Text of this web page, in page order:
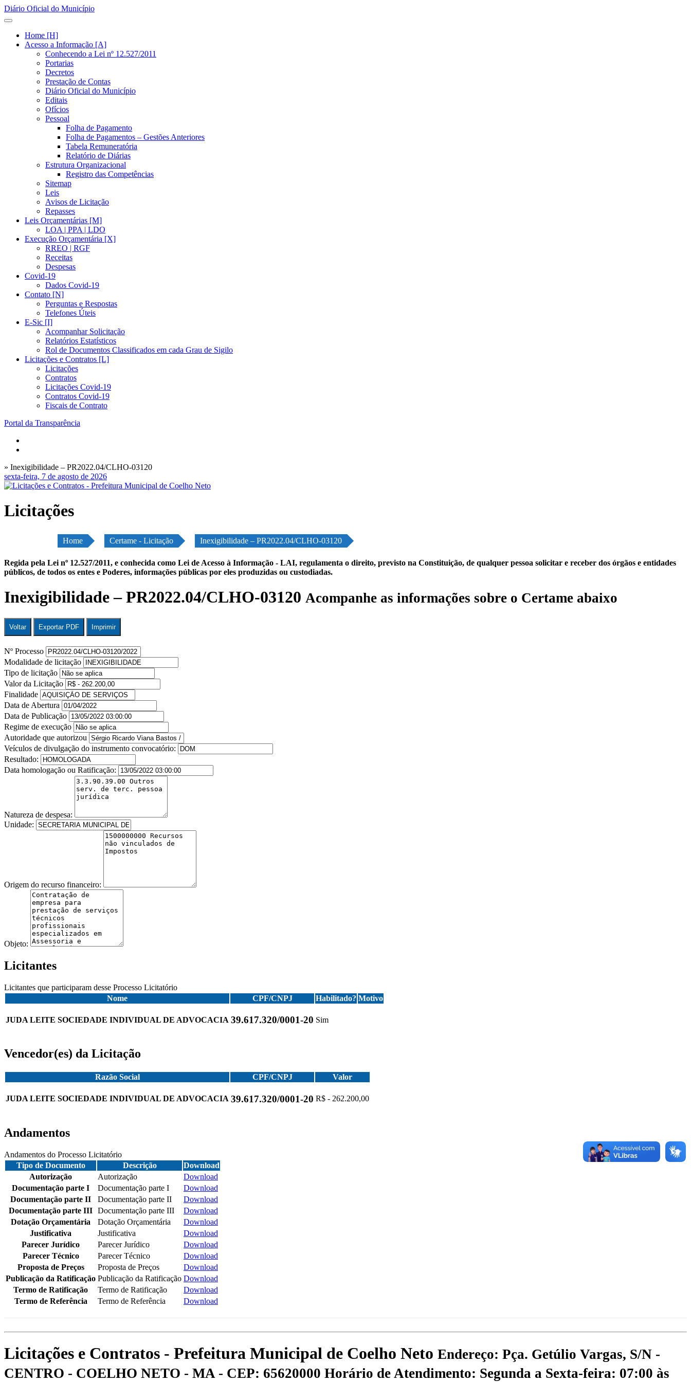
Diário Oficial do Município
Home [H]
Acesso a Informação [A]
Conhecendo a Lei nº 12.527/2011
Portarias
Decretos
Prestação de Contas
Diário Oficial do Município
Editais
Ofícios
Pessoal
Folha de Pagamento
Folha de Pagamentos – Gestões Anteriores
Tabela Remuneratória
Relatório de Diárias
Estrutura Organizacional
Registro das Competências
Sitemap
Leis
Avisos de Licitação
Repasses
Leis Orçamentárias [M]
LOA | PPA | LDO
Execução Orçamentária [X]
RREO | RGF
Receitas
Despesas
Covid-19
Dados Covid-19
Contato [N]
Perguntas e Respostas
Telefones Úteis
E-Sic [I]
Acompanhar Solicitação
Relatórios Estatísticos
Rol de Documentos Classificados em cada Grau de Sigilo
Licitações e Contratos [L]
Licitações
Contratos
Licitações Covid-19
Contratos Covid-19
Fiscais de Contrato
Portal da Transparência
» Inexigibilidade – PR2022.04/CLHO-03120
sexta-feira, 7 de agosto de 2026
Licitações
Home Certame - Licitação Inexigibilidade – PR2022.04/CLHO-03120
Regida pela Lei nº 12.527/2011, e conhecida como Lei de Acesso à Informação - LAI, regulamenta o direito, previsto na Constituição, de qualquer pessoa solicitar e receber dos órgãos e entidades
públicos, de todos os entes e Poderes, informações públicas por eles produzidas ou custodiadas.
Inexigibilidade – PR2022.04/CLHO-03120 Acompanhe as informações sobre o Certame abaixo
Voltar Exportar PDF Imprimir
Nº Processo
Modalidade de licitação
Tipo de licitação
Valor da Licitação
Finalidade
Data de Abertura
Data de Publicação
Regime de execução
Autoridade que autorizou
Veículos de divulgação do instrumento convocatório:
Resultado:
Data homologação ou Ratificação:
Natureza de despesa:
Unidade:
Origem do recurso financeiro:
Objeto:
Licitantes
Licitantes que participaram desse Processo Licitatório
Nome
CPF/CNPJ Habilitado? Motivo
JUDA LEITE SOCIEDADE INDIVIDUAL DE ADVOCACIA 39.617.320/0001-20 Sim
Vencedor(es) da Licitação
Razão Social CPF/CNPJ Valor
JUDA LEITE SOCIEDADE INDIVIDUAL DE ADVOCACIA 39.617.320/0001-20 R$ - 262.200,00
Andamentos
Andamentos do Processo Licitatório
Tipo de Documento
Descrição
Download
Autorização
Autorização
Download
Documentação parte I
Documentação parte I
Download
Documentação parte II
Documentação parte II
Download
Documentação parte III Documentação parte III
Download
Dotação Orçamentária
Dotação Orçamentária
Download
Justificativa
Justificativa
Download
Parecer Jurídico
Parecer Jurídico
Download
Parecer Técnico
Parecer Técnico
Download
Proposta de Preços
Proposta de Preços
Download
Publicação da Ratificação Publicação da Ratificação Download
Termo de Ratificação
Termo de Ratificação
Download
Termo de Referência
Termo de Referência Download
Licitações e Contratos - Prefeitura Municipal de Coelho Neto Endereço: Pça. Getúlio Vargas, S/N -
CENTRO - COELHO NETO - MA - CEP: 65620000 Horário de Atendimento: Segunda a Sexta-feira: 07:00 às